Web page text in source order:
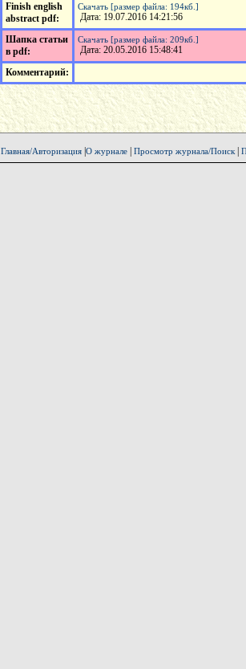
Finish english
abstract pdf:
Скачать [размер файла: 194кб.]
Дата: 19.07.2016 14:21:56
Шапка статьи
в pdf:
Скачать [размер файла: 209кб.]
Дата: 20.05.2016 15:48:41
Комментарий:
Главная/Авторизация| О журнале| Просмотр журнала/Поиск|